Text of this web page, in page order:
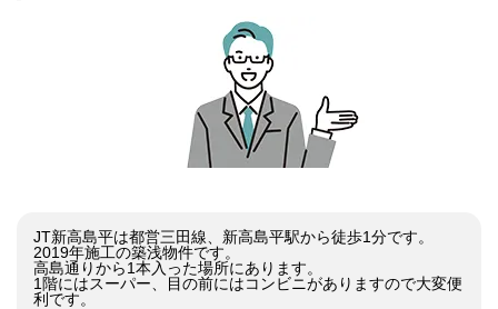
JT新高島平は都営三田線、新高島平駅から徒歩1分です。
2019年施工の築浅物件です。
高島通りから1本入った場所にあります。
1階にはスーパー、目の前にはコンビニがありますので大変便
利です。